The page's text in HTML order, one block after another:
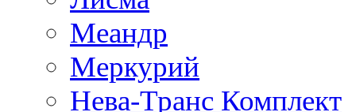
Меандр
Меркурий
Нева-Транс Комплект